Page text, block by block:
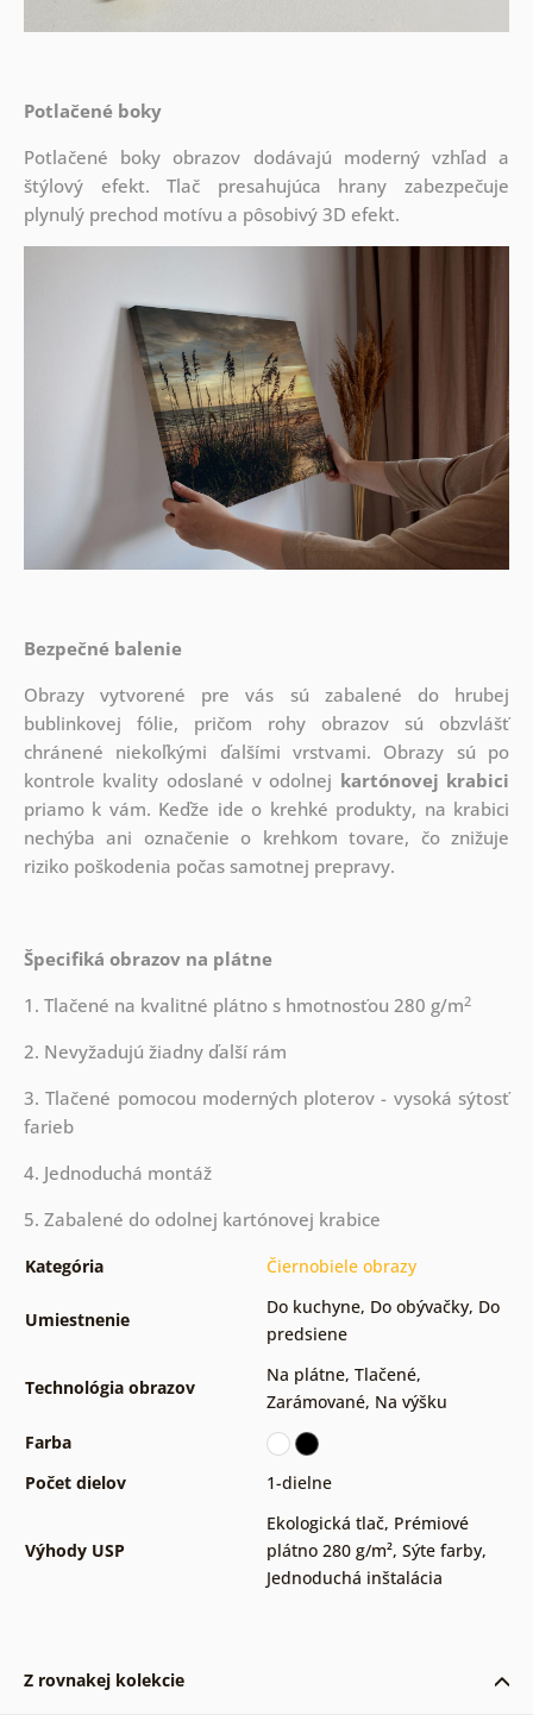
Potlačené boky
Potlačené boky obrazov dodávajú moderný vzhľad a
štýlový efekt. Tlač presahujúca hrany zabezpečuje
plynulý prechod motívu a pôsobivý 3D efekt.
Bezpečné balenie
Obrazy vytvorené pre vás sú zabalené do hrubej
bublinkovej fólie, pričom rohy obrazov sú obzvlášť
chránené niekoľkými ďalšími vrstvami. Obrazy sú po
kontrole kvality odoslané v odolnej kartónovej krabici
priamo k vám. Keďže ide o krehké produkty, na krabici
nechýba ani označenie o krehkom tovare, čo znižuje
riziko poškodenia počas samotnej prepravy.
Špecifiká obrazov na plátne
1. Tlačené na kvalitné plátno s hmotnosťou 280 g/m2
2. Nevyžadujú žiadny ďalší rám
3. Tlačené pomocou moderných ploterov - vysoká sýtosť
farieb
4. Jednoduchá montáž
5. Zabalené do odolnej kartónovej krabice
Kategória Čiernobiele obrazy
Umiestnenie
Do kuchyne, Do obývačky, Do
predsiene
Technológia obrazov
Na plátne, Tlačené,
Zarámované, Na výšku
Farba
Počet dielov
1-dielne
Výhody USP
Ekologická tlač, Prémiové
plátno 280 g/m², Sýte farby,
Jednoduchá inštalácia
Z rovnakej kolekcie